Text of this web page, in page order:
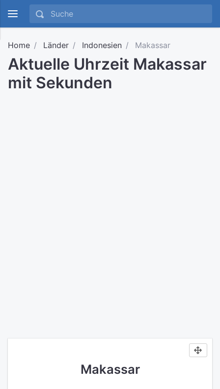
Home Länder Indonesien Makassar
Aktuelle Uhrzeit Makassar
mit Sekunden
Makassar